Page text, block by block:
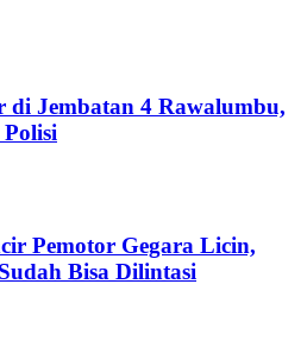
di Jembatan 4 Rawalumbu,
Pemotor Gegara Licin,
Bisa Dilintasi